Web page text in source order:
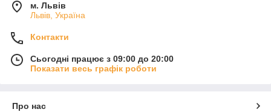
м. Львів
Львів, Україна
Контакти
Сьогодні працює з 09:00 до 20:00
Показати весь графік роботи
Про нас